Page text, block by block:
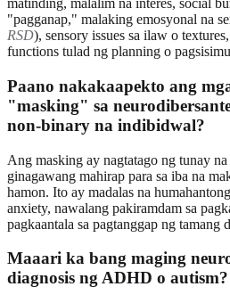
matinding, malalim na interes, social
"pagganap," malaking emosyonal na
RSD), sensory issues sa ilaw o
functions tulad ng planning o
Paano nakakaapekto ang
"masking" sa
non-binary na indibidwal?
Ang masking ay nagtatago ng tunay
ginagawang mahirap para sa iba na
hamon. Ito ay madalas na
anxiety, nawalang pakiramdam sa
pagkaantala sa pagtanggap ng tamang
Maaari ka bang maging
diagnosis ng ADHD o autism?